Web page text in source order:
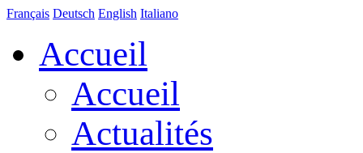
Français Deutsch English Italiano
Accueil
Accueil
Actualités